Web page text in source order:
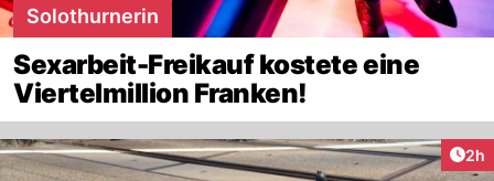
Solothurnerin
Sexarbeit-Freikauf kostete eine
Viertelmillion Franken!
2h